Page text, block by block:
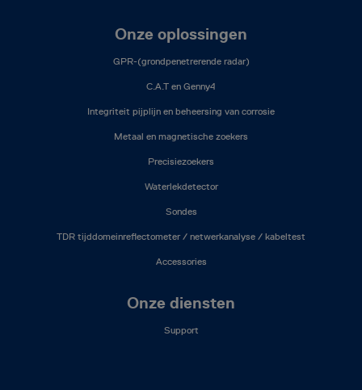
Onze oplossingen
GPR-(grondpenetrerende radar)
C.A.T en Genny4
Integriteit pijplijn en beheersing van corrosie
Metaal en magnetische zoekers
Precisiezoekers
Waterlekdetector
Sondes
TDR tijddomeinreflectometer / netwerkanalyse / kabeltest
Accessories
Onze diensten
Support